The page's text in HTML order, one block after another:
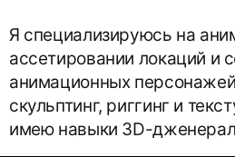
Я специализируюсь на
ассетировании локаций и
анимационных
скульптинг, риггинг и
имею навыки 3D-